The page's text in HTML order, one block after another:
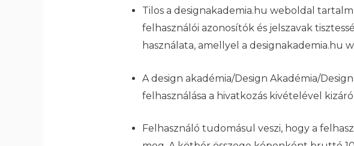
Tilos a designakademia.hu weboldal
felhasználói azonosítók és jelszavak
használata, amellyel a designakademia.hu
A design akadémia/Design Akadémia/
felhasználása a hivatkozás kivételével
Felhasználó tudomásul veszi, hogy a